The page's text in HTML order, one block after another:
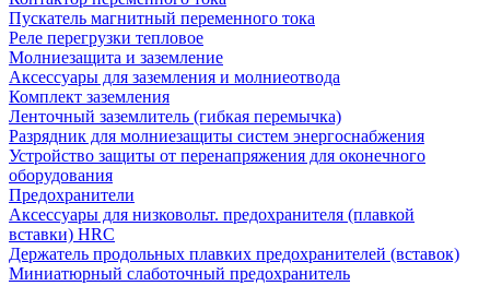
Пускатель магнитный переменного тока
Реле перегрузки тепловое
Молниезащита и заземление
Аксессуары для заземления и молниеотвода
Комплект заземления
Ленточный заземлитель (гибкая перемычка)
Разрядник для молниезащиты систем энергоснабжения
Устройство защиты от перенапряжения для оконечного
оборудования
Предохранители
Аксессуары для низковольт. предохранителя (плавкой
вставки) HRC
Держатель продольных плавких предохранителей (вставок)
Миниатюрный слаботочный предохранитель